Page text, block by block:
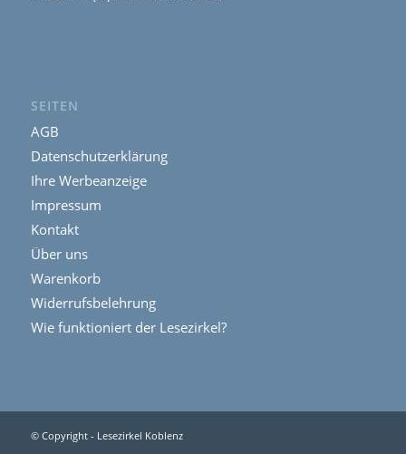
SEITEN
AGB
Datenschutzerklärung
Ihre Werbeanzeige
Impressum
Kontakt
Über uns
Warenkorb
Widerrufsbelehrung
Wie funktioniert der Lesezirkel?
© Copyright - Lesezirkel Koblenz